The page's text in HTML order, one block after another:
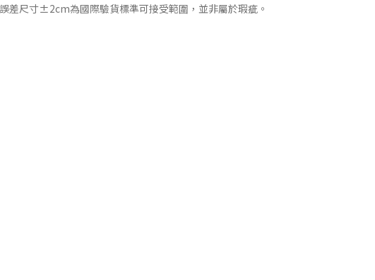
差尺寸±2cm為國際驗貨標準可接受範圍，並非屬於瑕疵。